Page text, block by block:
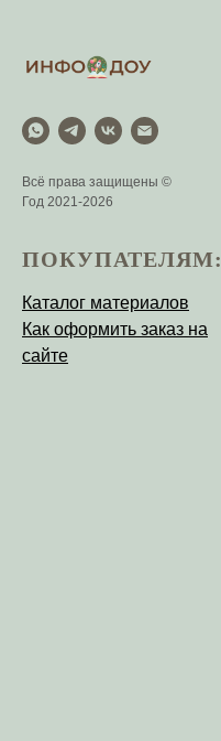
Всё права защищены ©
Год 2021-2026
ПОКУПАТЕЛЯМ:
Каталог материалов
Как оформить заказ на
сайте